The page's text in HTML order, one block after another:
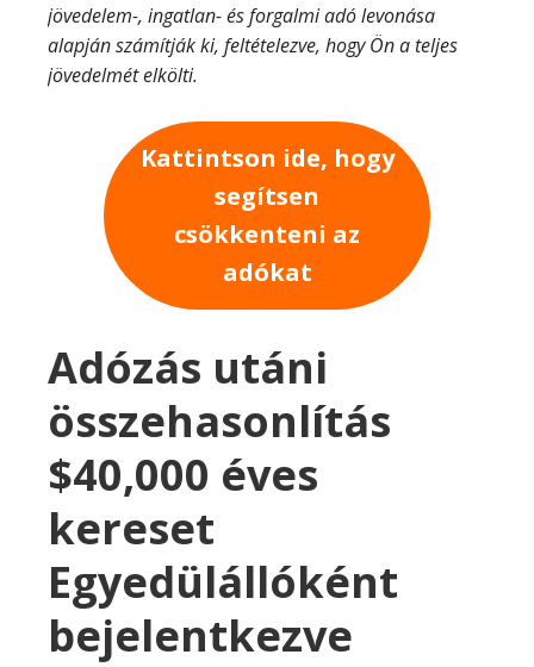
jövedelem-, ingatlan- és forgalmi adó levonása
alapján számítják ki, feltételezve, hogy Ön a teljes
jövedelmét elkölti.
Kattintson ide, hogy
segítsen
csökkenteni az
adókat
Adózás utáni
összehasonlítás
$40,000 éves
kereset
Egyedülállóként
bejelentkezve